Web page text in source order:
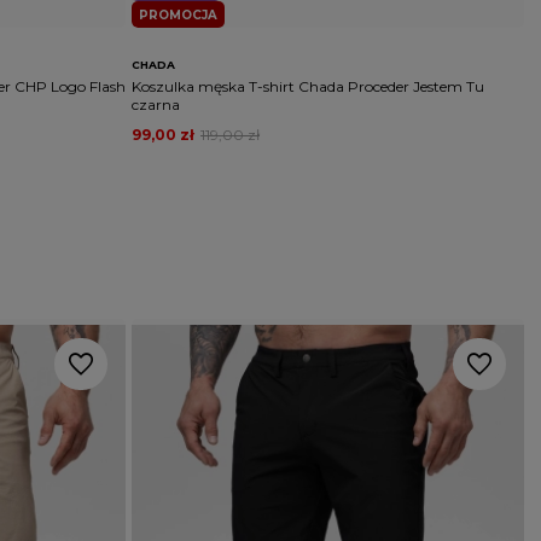
CHP Logo Flash
PROMOCJA
CHADA
Koszulka męska T-shirt Chada Proceder Jestem Tu
czarna
119,00 zł
99,00 zł